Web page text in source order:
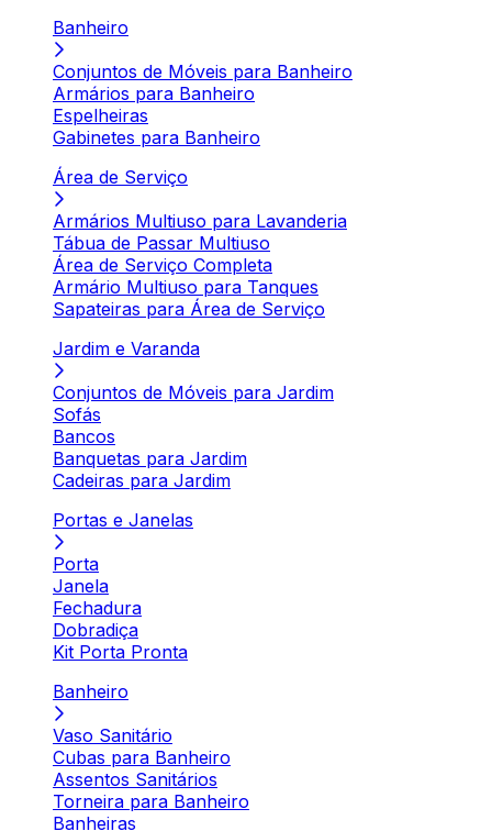
Banheiro
Conjuntos de Móveis para Banheiro
Armários para Banheiro
Espelheiras
Gabinetes para Banheiro
Área de Serviço
Armários Multiuso para Lavanderia
Tábua de Passar Multiuso
Área de Serviço Completa
Armário Multiuso para Tanques
Sapateiras para Área de Serviço
Jardim e Varanda
Conjuntos de Móveis para Jardim
Sofás
Bancos
Banquetas para Jardim
Cadeiras para Jardim
Portas e Janelas
Porta
Janela
Fechadura
Dobradiça
Kit Porta Pronta
Banheiro
Vaso Sanitário
Cubas para Banheiro
Assentos Sanitários
Torneira para Banheiro
Banheiras